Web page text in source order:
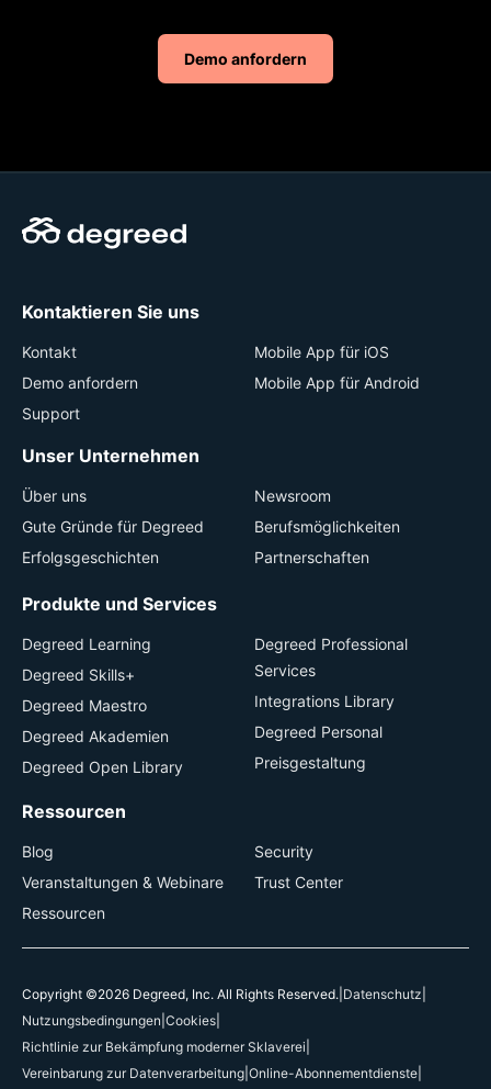
Demo anfordern
Kontaktieren Sie uns
Kontakt
Demo anfordern
Support
Mobile App für iOS
Mobile App für Android
Unser Unternehmen
Über uns
Gute Gründe für Degreed
Erfolgsgeschichten
Newsroom
Berufsmöglichkeiten
Partnerschaften
Produkte und Services
Degreed Learning
Degreed Skills+
Degreed Maestro
Degreed Akademien
Degreed Open Library
Degreed Professional
Services
Integrations Library
Degreed Personal
Preisgestaltung
Ressourcen
Blog
Veranstaltungen & Webinare
Ressourcen
Security
Trust Center
Copyright ©2026 Degreed, Inc. All Rights Reserved. Datenschutz
Nutzungsbedingungen Cookies
Richtlinie zur Bekämpfung moderner Sklaverei
Vereinbarung zur Datenverarbeitung Online-Abonnementdienste